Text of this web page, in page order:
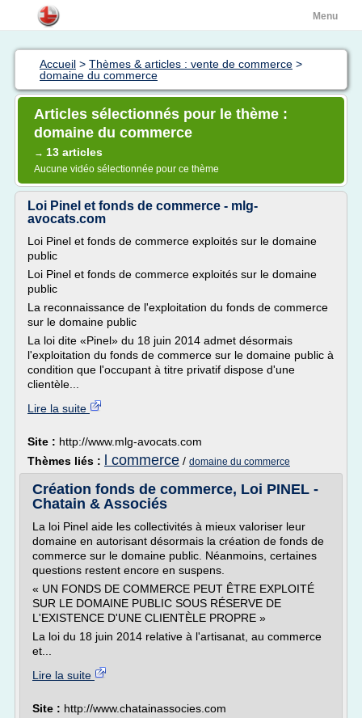
Menu
Accueil > Thèmes & articles : vente de commerce >
domaine du commerce
Articles sélectionnés pour le thème :
domaine du commerce
→ 13 articles
Aucune vidéo sélectionnée pour ce thème
Loi Pinel et fonds de commerce - mlg-
avocats.com
Loi Pinel et fonds de commerce exploités sur le domaine
public
Loi Pinel et fonds de commerce exploités sur le domaine
public
La reconnaissance de l'exploitation du fonds de commerce
sur le domaine public
La loi dite «Pinel» du 18 juin 2014 admet désormais
l'exploitation du fonds de commerce sur le domaine public à
condition que l'occupant à titre privatif dispose d'une
clientèle...
Lire la suite
Site : http://www.mlg-avocats.com
Thèmes liés :
l commerce / domaine du commerce
Création fonds de commerce, Loi PINEL -
Chatain & Associés
La loi Pinel aide les collectivités à mieux valoriser leur
domaine en autorisant désormais la création de fonds de
commerce sur le domaine public. Néanmoins, certaines
questions restent encore en suspens.
« UN FONDS DE COMMERCE PEUT ÊTRE EXPLOITÉ
SUR LE DOMAINE PUBLIC SOUS RÉSERVE DE
L'EXISTENCE D'UNE CLIENTÈLE PROPRE »
La loi du 18 juin 2014 relative à l'arti­sanat, au commerce
et...
Lire la suite
Site : http://www.chatainassocies.com